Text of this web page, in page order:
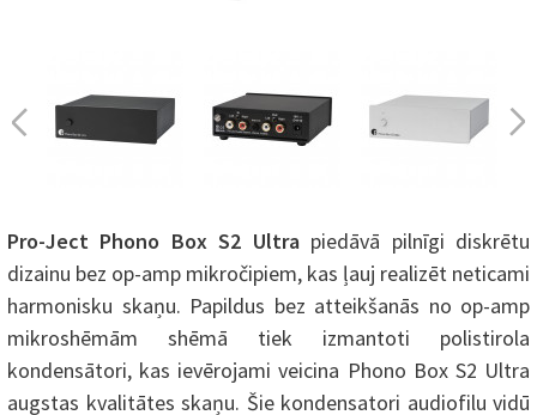
Pro-Ject Phono Box S2 Ultrapiedāvā pilnīgi diskrētu
dizainu bez op-amp mikročipiem, kas ļauj realizēt neticami
harmonisku skaņu. Papildus bez atteikšanās no op-amp
mikroshēmām shēmā tiek izmantoti polistirola
kondensātori, kas ievērojami veicina Phono Box S2 Ultra
augstas kvalitātes skaņu. Šie kondensatori audiofilu vidū